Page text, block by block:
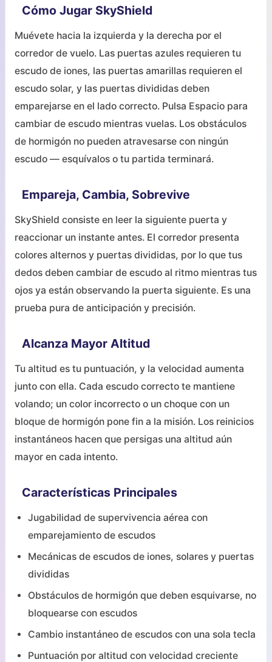
Cómo Jugar SkyShield
Muévete hacia la izquierda y la derecha por el
corredor de vuelo. Las puertas azules requieren tu
escudo de iones, las puertas amarillas requieren el
escudo solar, y las puertas divididas deben
emparejarse en el lado correcto. Pulsa Espacio para
cambiar de escudo mientras vuelas. Los obstáculos
de hormigón no pueden atravesarse con ningún
escudo — esquívalos o tu partida terminará.
Empareja, Cambia, Sobrevive
SkyShield consiste en leer la siguiente puerta y
reaccionar un instante antes. El corredor presenta
colores alternos y puertas divididas, por lo que tus
dedos deben cambiar de escudo al ritmo mientras tus
ojos ya están observando la puerta siguiente. Es una
prueba pura de anticipación y precisión.
Alcanza Mayor Altitud
Tu altitud es tu puntuación, y la velocidad aumenta
junto con ella. Cada escudo correcto te mantiene
volando; un color incorrecto o un choque con un
bloque de hormigón pone fin a la misión. Los reinicios
instantáneos hacen que persigas una altitud aún
mayor en cada intento.
Características Principales
Jugabilidad de supervivencia aérea con
emparejamiento de escudos
Mecánicas de escudos de iones, solares y puertas
divididas
Obstáculos de hormigón que deben esquivarse, no
bloquearse con escudos
Cambio instantáneo de escudos con una sola tecla
Puntuación por altitud con velocidad creciente